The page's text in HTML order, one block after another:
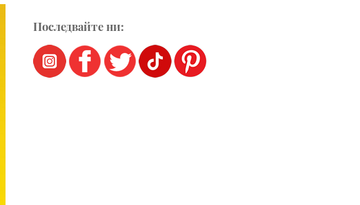
Последвайте ни: